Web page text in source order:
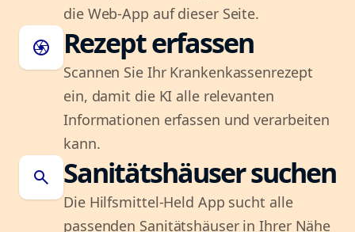
die Web-App auf dieser Seite.
camera Rezept erfassen
Scannen Sie Ihr Krankenkassenrezept
ein, damit die KI alle relevanten
Informationen erfassen und verarbeiten
kann.
search Sanitätshäuser suchen
Die Hilfsmittel-Held App sucht alle
passenden Sanitätshäuser in Ihrer Nähe